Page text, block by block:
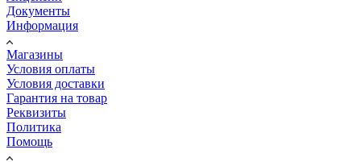
Документы
Информация
Магазины
Условия оплаты
Условия доставки
Гарантия на товар
Реквизиты
Политика
Помощь